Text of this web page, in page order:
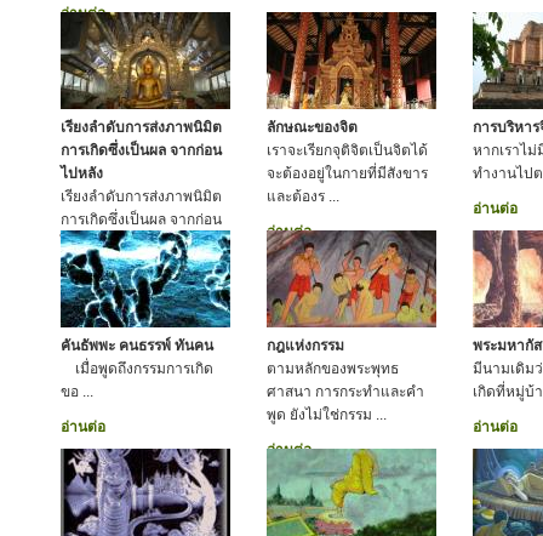
อ่านต่อ
เรียงลำดับการส่งภาพนิมิต
การเกิดซึ่งเป็นผล จากก่อน
ไปหลัง
เรียงลำดับการส่งภาพนิมิต
การเกิดซึ่งเป็นผล จากก่อน
ไปหลัง
อ่านต่อ
ลักษณะของจิต
เราจะเรียกจุติจิตเป็นจิตได้
จะต้องอยู่ในกายที่มีสังขาร
และต้องร ...
อ่านต่อ
การบริหา
หากเราไ
ทำงานไป
อ่านต่อ
คันธัพพะ คนธรรพ์ ทันคน
เมื่อพูดถึงกรรมการเกิด
ขอ ...
อ่านต่อ
กฎแห่งกรรม
ตามหลักของพระพุทธ
ศาสนา การกระทำและคำ
พูด ยังไม่ใช่กรรม ...
อ่านต่อ
พระมหากัส
มีนามเดิม
เกิดที่หมู่บ้
อ่านต่อ